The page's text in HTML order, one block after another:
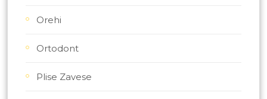
Orehi
Ortodont
Plise Zavese